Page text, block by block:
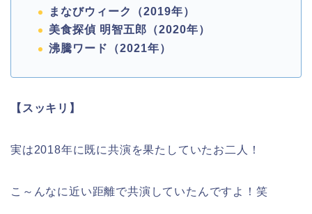
まなびウィーク（2019年）
美食探偵 明智五郎（2020年）
沸騰ワード（2021年）
【スッキリ】
実は2018年に既に共演を果たしていたお二人！
こ～んなに近い距離で共演していたんですよ！笑